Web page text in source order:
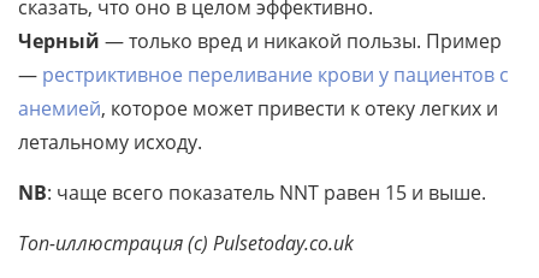
сказать, что оно в целом эффективно.
Черный — только вред и никакой пользы. Пример
— рестриктивное переливание крови у пациентов с
анемией, которое может привести к отеку легких и
летальному исходу.
NB: чаще всего показатель NNT равен 15 и выше.
Топ-иллюстрация (c) Pulsetoday.co.uk